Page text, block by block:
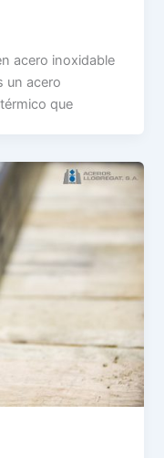
acero inoxidable
un acero
que